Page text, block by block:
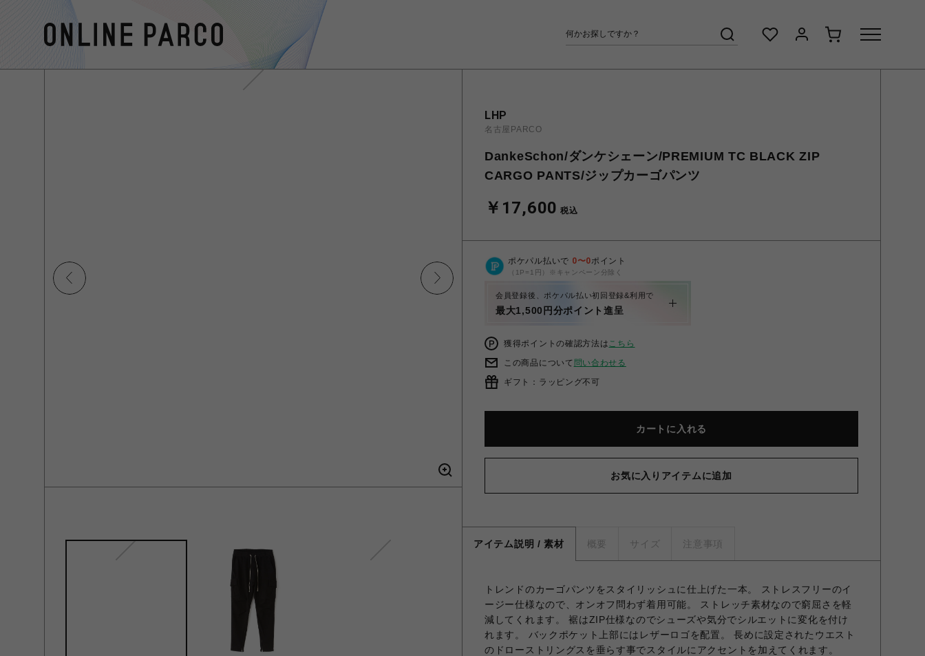
LHP
名古屋PARCO
DankeSchon/ダンケシェーン/PREMIUM TC BLACK ZIP
CARGO PANTS/ジップカーゴパンツ
￥17,600 税込
ポケパル払いで 0〜0ポイント
（1P=1円）※キャンペーン分除く
会員登録後、ポケパル払い初回登録&利用で
最大1,500円分ポイント進呈
獲得ポイントの確認方法はこちら
この商品について 問い合わせる
ギフト：ラッピング不可
カートに入れる
お気に入りアイテムに追加
アイテム説明 / 素材 概要 サイズ 注意事項
トレンドのカーゴパンツをスタイリッシュに仕上げた一本。 ストレスフリーのイ
ージー仕様なので、オンオフ問わず着用可能。 ストレッチ素材なので窮屈さを軽
減してくれます。 裾はZIP仕様なのでシューズや気分でシルエットに変化を付け
れます。 バックポケット上部にはレザーロゴを配置。 長めに設定されたウエスト
のドローストリングスを垂らす事でスタイルにアクセントを加えてくれます。